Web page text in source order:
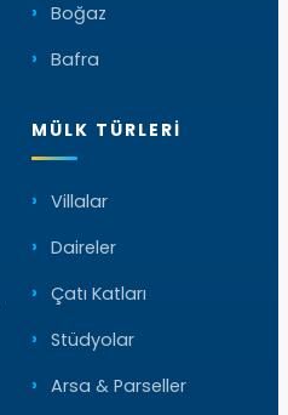
Boğaz
Bafra
MÜLK TÜRLERI
Villalar
Daireler
Çatı Katları
Stüdyolar
Arsa & Parseller